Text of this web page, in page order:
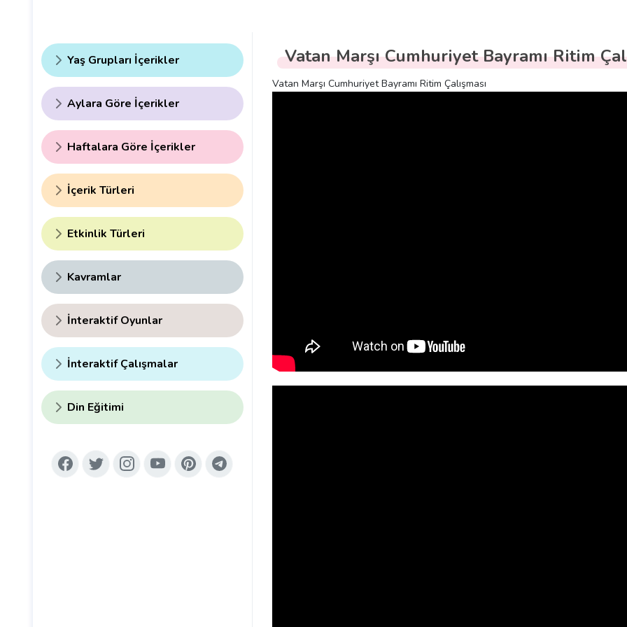
Yaş Grupları İçerikler
Aylara Göre İçerikler
Haftalara Göre İçerikler
İçerik Türleri
Etkinlik Türleri
Kavramlar
İnteraktif Oyunlar
İnteraktif Çalışmalar
Din Eğitimi
Vatan Marşı Cumhuriyet Bayramı Ritim
Vatan Marşı Cumhuriyet Bayramı Ritim Çalışması